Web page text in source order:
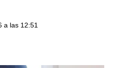
a las 12:51